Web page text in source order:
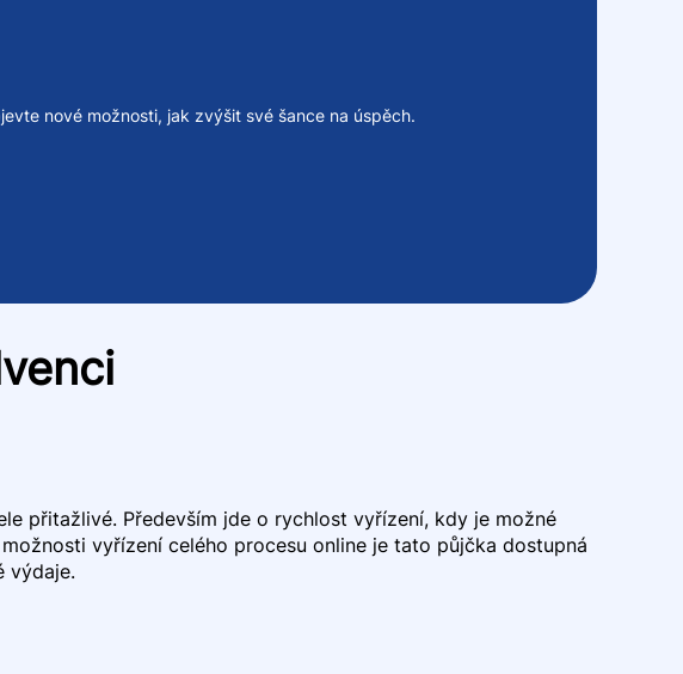
nové možnosti, jak zvýšit své šance na úspěch.
přitažlivé. Především jde o rychlost vyřízení, kdy je možné
vyřízení celého procesu online je tato půjčka dostupná
výdaje.